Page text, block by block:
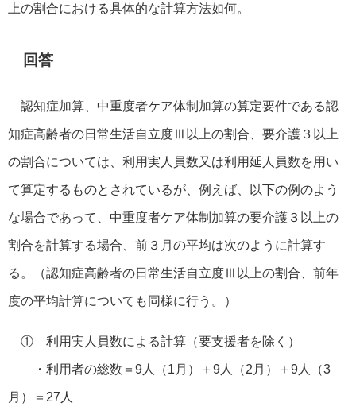
上の割合における具体的な計算方法如何。
回答
認知症加算、中重度者ケア体制加算の算定要件である認
知症高齢者の日常生活自立度Ⅲ以上の割合、要介護３以上
の割合については、利用実人員数又は利用延人員数を用い
て算定するものとされているが、例えば、以下の例のよう
な場合であって、中重度者ケア体制加算の要介護３以上の
割合を計算する場合、前３月の平均は次のように計算す
る。（認知症高齢者の日常生活自立度Ⅲ以上の割合、前年
度の平均計算についても同様に行う。）
① 利用実人員数による計算（要支援者を除く）
・利用者の総数＝9人（1月）＋9人（2月）＋9人（3
月）＝27人